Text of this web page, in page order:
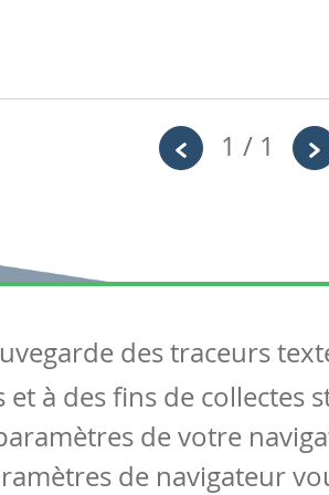
1 / 1
Articles
Tous les articles
Articles DYS
Circulaires
des traceurs
à des fins de collectes
de votre
de navigateur